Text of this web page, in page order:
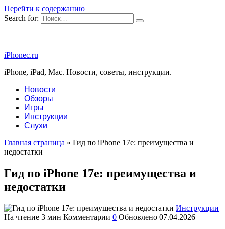
Перейти к содержанию
Search for:
iPhonec.ru
iPhone, iPad, Mac. Новости, советы, инструкции.
Новости
Обзоры
Игры
Инструкции
Слухи
Главная страница » Гид по iPhone 17e: преимущества и
недостатки
Гид по iPhone 17e: преимущества и
недостатки
Инструкции
На чтение 3 мин Комментарии 0 Обновлено 07.04.2026